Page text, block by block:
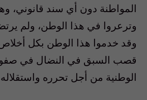
المواطنة دون أي سند قانوني،
وترعروا في هذا الوطن، ولم
وقد خدموا هذا الوطن بكل
قصب السبق في النضال في
الوطنية من أجل تحرره